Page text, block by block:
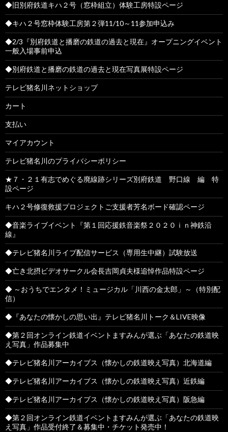
◆旧別府鉄道キハ２号（窓枠組立）体験工房特設ページ
◆キハ２号窓枠体験工房第２弾11/10～11参加申込み
◆2/3『別府鉄道と播磨の鉄道の過去と現在』オープニングイベント
一般入場事前申込
◆別府鉄道と播磨の鉄道の過去と現在写真展特設ページ
テレビ猪名川ネットショップ
カート
支払い
マイアカウント
テレビ猪名川のプライバシーポリシー
★７・２１有志でめぐる廃線跡シリーズ別府鉄道 野口線 編 特
設ページ
キハ２号修復救援プロジェクトご支援者芳名ボード確認ページ
◆音楽ライブイベント『第１回応援鉄音楽祭２０２０ｉｎ神鉄沿
線』
◆テレビ猪名川ライブ配信サービス（専用生中継）試験放送
◆亡き北摂ビデオサークル会長吉岡貞夫様追悼作品特設ページ
◆ ～おうちでエンタメ！ミュージカル「川西の金太郎」～（特別配
信）
◆『あなたの懐かしの思い出』テレビ猪名川トーク＆LIVE映像
◆第２回オンライン鉄道イベントますみんが選ぶ「あなたの鉄道映
え写真」作品募集中
◆テレビ猪名川アーカイブス（懐かしの鉄道映え写真）北海道編
◆テレビ猪名川アーカイブス（懐かしの鉄道映え写真）近鉄編
◆テレビ猪名川アーカイブス（懐かしの鉄道映え写真）阪急編
◆第２回オンライン鉄道イベントますみんが選ぶ「あなたの鉄道映
え写真」作品受付終了＆募集中・チケット発売中！